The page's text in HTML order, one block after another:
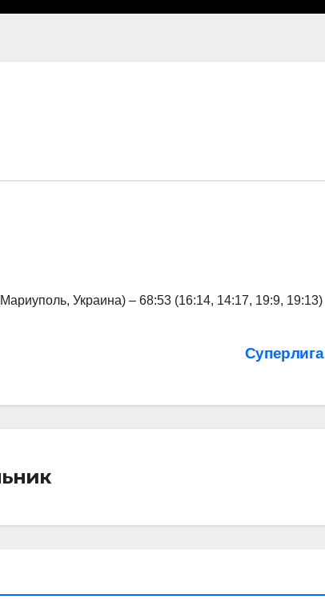
Украина) – 68:53 (16:14, 14:17, 19:9, 19:13)
Суперлига